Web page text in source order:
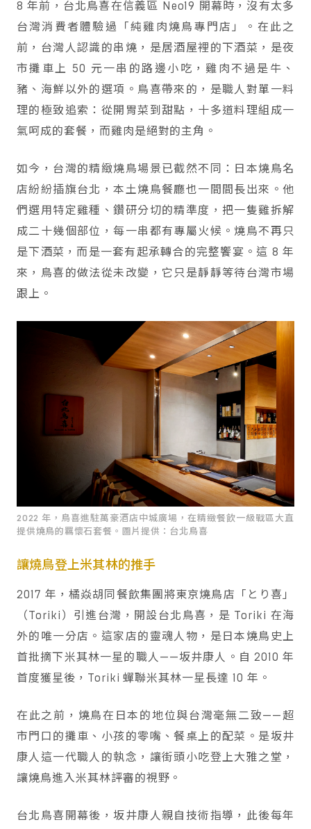
8 年前，台北鳥喜在信義區 Neo19 開幕時，沒有太多
台灣消費者體驗過「純雞肉燒鳥專門店」。在此之
前，台灣人認識的串燒，是居酒屋裡的下酒菜，是夜
市攤車上 50 元一串的路邊小吃，雞肉不過是牛、
豬、海鮮以外的選項。鳥喜帶來的，是職人對單一料
理的極致追索：從開胃菜到甜點，十多道料理組成一
氣呵成的套餐，而雞肉是絕對的主角。
如今，台灣的精緻燒鳥場景已截然不同：日本燒鳥名
店紛紛插旗台北，本土燒鳥餐廳也一間間長出來。他
們選用特定雞種、鑽研分切的精準度，把一隻雞拆解
成二十幾個部位，每一串都有專屬火候。燒鳥不再只
是下酒菜，而是一套有起承轉合的完整饗宴。這 8 年
來，鳥喜的做法從未改變，它只是靜靜等待台灣市場
跟上。
2022 年，鳥喜進駐萬豪酒店中城廣場，在精緻餐飲一級戰區大直
提供燒鳥的羈懷石套餐。圖片提供：台北鳥喜
讓燒鳥登上米其林的推手
2017 年，橘焱胡同餐飲集團將東京燒鳥店「とり喜」
（Toriki）引進台灣，開設台北鳥喜，是 Toriki 在海
外的唯一分店。這家店的靈魂人物，是日本燒鳥史上
首批摘下米其林一星的職人——坂井康人。自 2010 年
首度獲星後，Toriki 蟬聯米其林一星長達 10 年。
在此之前，燒鳥在日本的地位與台灣毫無二致——超
市門口的攤車、小孩的零嘴、餐桌上的配菜。是坂井
康人這一代職人的執念，讓街頭小吃登上大雅之堂，
讓燒鳥進入米其林評審的視野。
台北鳥喜開幕後，坂井康人親自技術指導，此後每年